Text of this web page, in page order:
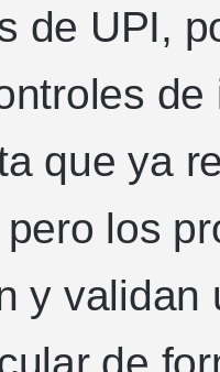
de UPI,
que ya
los
y validan
de